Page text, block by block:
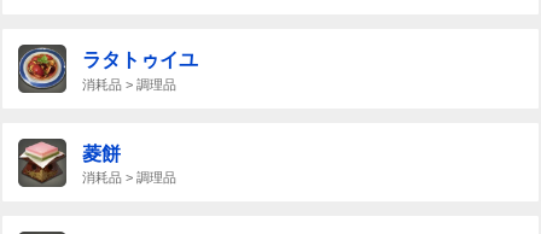
ラタトゥイユ
消耗品 > 調理品
菱餅
消耗品 > 調理品